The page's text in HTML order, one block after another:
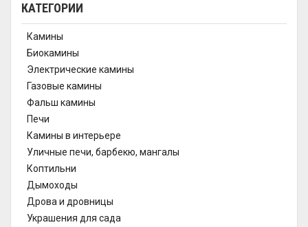
КАТЕГОРИИ
Камины
Биокамины
Электрические камины
Газовые камины
Фальш камины
Печи
Камины в интерьере
Уличные печи, барбекю, мангалы
Коптильни
Дымоходы
Дрова и дровницы
Украшения для сада